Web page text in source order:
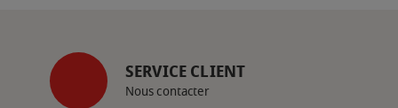
SERVICE CLIENT
Nous contacter